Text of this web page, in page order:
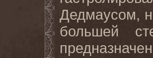
Дедмаусом,
большей